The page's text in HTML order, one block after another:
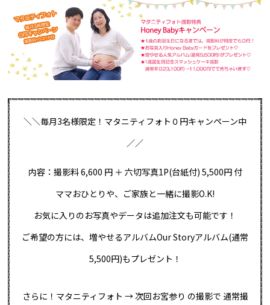
＼＼毎月3名様限定！マタニティフォト０円キャンペーン中
／／
内容：撮影料 6,600 円 ＋ 六切写真1P(台紙付) 5,500円 付
ママおひとりや、ご家族と一緒に撮影O.K!
お気に入りのお写真やデータは追加注文も可能です！
ご希望の方には、増やせるアルバムOur Storyアルバム(通常
5,500円)もプレゼント！
さらに！マタニティフォト → 次回お宮参り の撮影で 通常撮